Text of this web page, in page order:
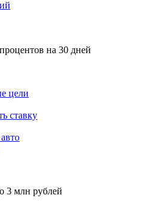
на 30 дней
цели
ставку
3 млн рублей